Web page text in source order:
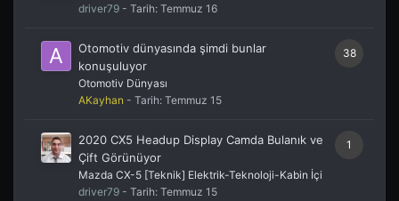
driver79 - Tarih: Temmuz 16
38
Otomotiv dünyasında şimdi bunlar
konuşuluyor
Otomotiv Dünyası
AKayhan - Tarih: Temmuz 15
1
2020 CX5 Headup Display Camda Bulanık ve
Çift Görünüyor
Mazda CX-5 [Teknik] Elektrik-Teknoloji-Kabin İçi
driver79 - Tarih: Temmuz 15